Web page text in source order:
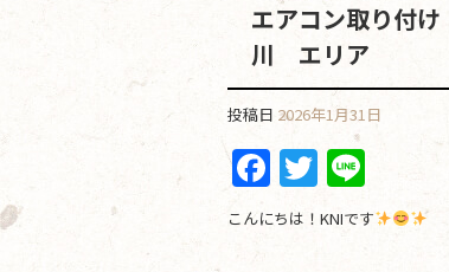
エアコン取り付
川 エリア
投稿日 2026年1月31日
F
a
c
T
w
itt
n
e
こんにちは！KNIです